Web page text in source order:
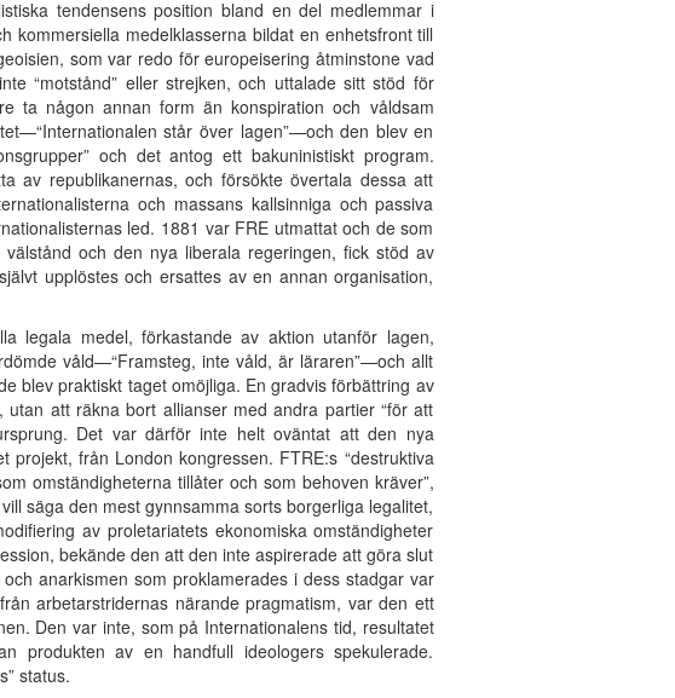
tendensens position bland en del medlemmar i
kommersiella medelklasserna bildat en enhetsfront till
som var redo för europeisering åtminstone vad
“motstånd” eller strejken, och uttalade sitt stöd för
ta någon annan form än konspiration och våldsam
står över lagen”—och den blev en
och det antog ett bakuninistiskt program.
av republikanernas, och försökte övertala dessa att
och massans kallsinniga och passiva
led. 1881 var FRE utmattat och de som
och den nya liberala regeringen, fick stöd av
upplöstes och ersattes av en annan organisation,
legala medel, förkastande av aktion utanför lagen,
våld—“Framsteg, inte våld, är läraren”—och allt
blev praktiskt taget omöjliga. En gradvis förbättring av
utan att räkna bort allianser med andra partier “för att
Det var därför inte helt oväntat att den nya
från London kongressen. FTRE:s “destruktiva
omständigheterna tillåter och som behoven kräver”,
säga den mest gynnsamma sorts borgerliga legalitet,
av proletariatets ekonomiska omständigheter
bekände den att den inte aspirerade att göra slut
anarkismen som proklamerades i dess stadgar var
arbetarstridernas närande pragmatism, var den ett
Den var inte, som på Internationalens tid, resultatet
produkten av en handfull ideologers spekulerade.
status.